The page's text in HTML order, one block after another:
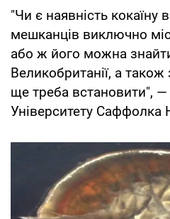
"Чи є наявність кокаїну
мешканців виключно
або ж його можна
Великобританії, а
ще треба встановити",
Університету Саффолка